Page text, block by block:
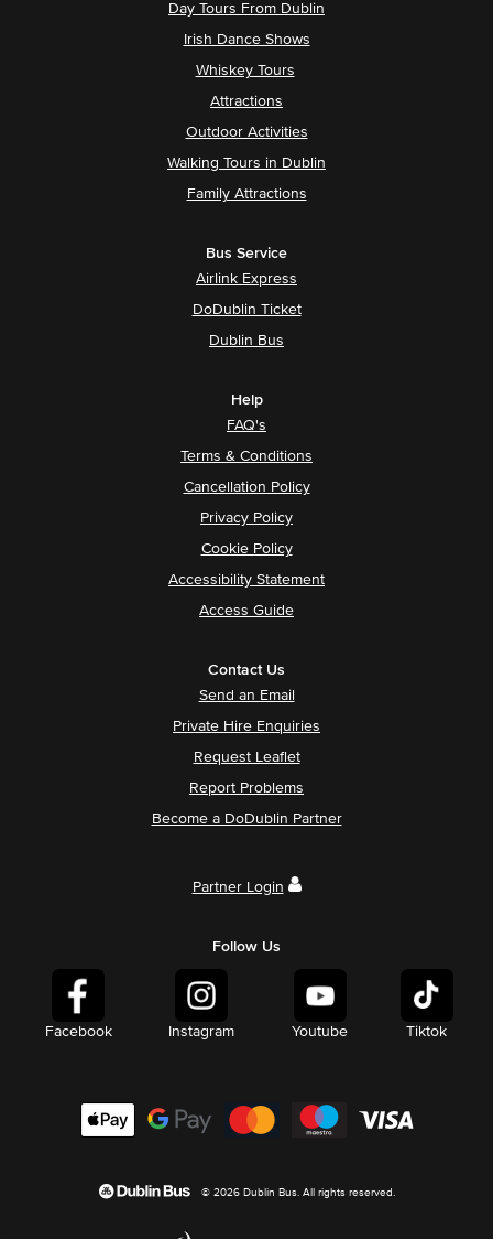
Day Tours From Dublin
Irish Dance Shows
Whiskey Tours
Attractions
Outdoor Activities
Walking Tours in Dublin
Family Attractions
Bus Service
Airlink Express
DoDublin Ticket
Dublin Bus
Help
FAQ's
Terms & Conditions
Cancellation Policy
Privacy Policy
Cookie Policy
Accessibility Statement
Access Guide
Contact Us
Send an Email
Private Hire Enquiries
Request Leaflet
Report Problems
Become a DoDublin Partner
Partner Login
Follow Us
Facebook Instagram Youtube Tiktok
© 2026 Dublin Bus. All rights reserved.